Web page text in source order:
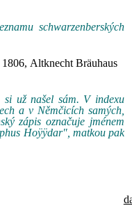
schwarzenberských
Altknecht Bräuhaus
si už našel sám. V indexu
a v Němčicích samých,
zápis označuje jménem
Hoÿÿdar", matkou pak